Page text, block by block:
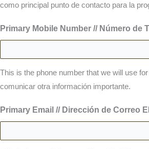
como principal punto de contacto para la
Primary Mobile Number // Número de
This is the phone number that we will use
comunicar otra información importante.
Primary Email // Dirección de Correo